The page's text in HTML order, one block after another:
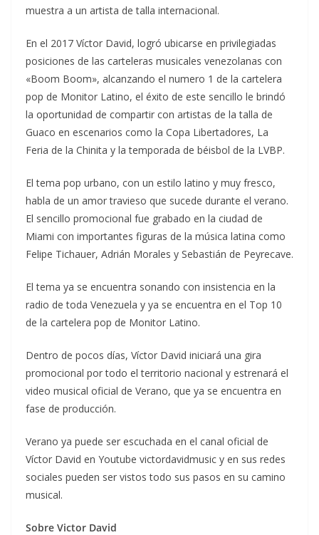
muestra a un artista de talla internacional.
En el 2017 Víctor David, logró ubicarse en privilegiadas
posiciones de las carteleras musicales venezolanas con
«Boom Boom», alcanzando el numero 1 de la cartelera
pop de Monitor Latino, el éxito de este sencillo le brindó
la oportunidad de compartir con artistas de la talla de
Guaco en escenarios como la Copa Libertadores, La
Feria de la Chinita y la temporada de béisbol de la LVBP.
El tema pop urbano, con un estilo latino y muy fresco,
habla de un amor travieso que sucede durante el verano.
El sencillo promocional fue grabado en la ciudad de
Miami con importantes figuras de la música latina como
Felipe Tichauer, Adrián Morales y Sebastián de Peyrecave.
El tema ya se encuentra sonando con insistencia en la
radio de toda Venezuela y ya se encuentra en el Top 10
de la cartelera pop de Monitor Latino.
Dentro de pocos días, Víctor David iniciará una gira
promocional por todo el territorio nacional y estrenará el
video musical oficial de Verano, que ya se encuentra en
fase de producción.
Verano ya puede ser escuchada en el canal oficial de
Víctor David en Youtube victordavidmusic y en sus redes
sociales pueden ser vistos todo sus pasos en su camino
musical.
Sobre Victor David